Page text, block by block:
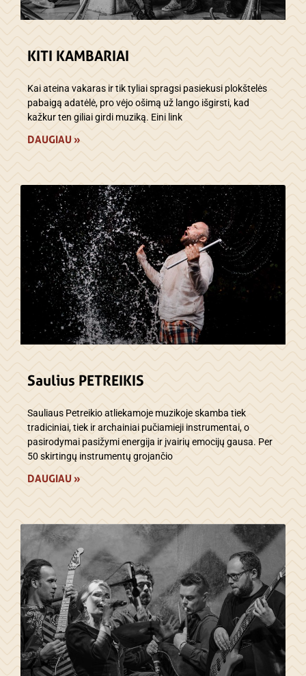
KITI KAMBARIAI
Kai ateina vakaras ir tik tyliai spragsi pasiekusi plokštelės
pabaigą adatėlė, pro vėjo ošimą už lango išgirsti, kad
kažkur ten giliai girdi muziką. Eini link
DAUGIAU »
Saulius PETREIKIS
Sauliaus Petreikio atliekamoje muzikoje skamba tiek
tradiciniai, tiek ir archainiai pučiamieji instrumentai, o
pasirodymai pasižymi energija ir įvairių emocijų gausa. Per
50 skirtingų instrumentų grojančio
DAUGIAU »